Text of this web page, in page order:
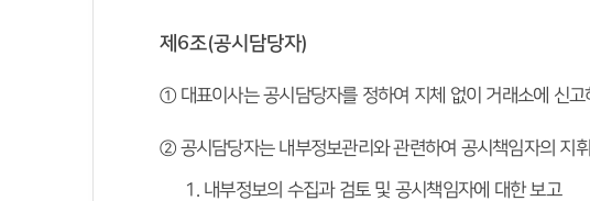
제6조(공시담당자)
① 대표이사는 공시담당자를 정하여 지체 없이 거래소에 신
② 공시담당자는 내부정보관리와 관련하여 공시책임자의 지
내부정보의 수집과 검토 및 공시책임자에 대한 보고